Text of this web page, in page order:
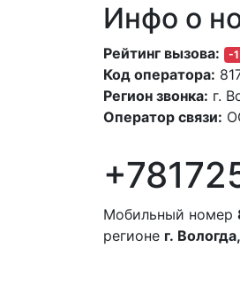
Инфо о
Рейтинг вызова: -1
Код оператора:
Регион звонка: г.
Оператор связи:
Мобильный номер
регионе г.